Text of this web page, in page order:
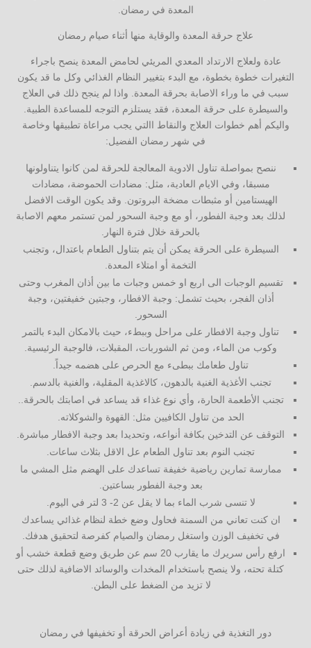
المعدة في رمضان.
علاج حرقة المعدة والوقاية منها أثناء صيام رمضان
عادة ولعلاج الارتداد المعدي المريئي لحامض المعدة ينصح باجراء
التغيرات خطوة بخطوة، مع البدء بتغيير النظام الغذائي وكل ما قد يكون
سبب في ما وراء الاصابة بحرقة المعدة. واذا لم ينجح ذلك في العلاج
والسيطرة على حرقة المعدة، فقد يستلزم التوجه للمساعدة الطبية.
واليكم أهم خطوات العلاج والنقاط االتي يجب مراعاة تطبيقها وخاصة
في شهر رمضان الفضيل:
ننصح بمواصلة تناول الادوية المعالجة للحرقة لمن كانوا يتناولونها
مسبقا، وفي الايام العادية، مثل: مضادات الحموضة، مضادات
الهيستامين أو مثبطات مضخة البروتون. وقد يكون الوقت الافضل
لذلك بعد وجبة الفطور، أو مع وجبة السحور لمن تستمر معهم الاصابة
بالحرقة خلال فترة النهار.
السيطرة على الحرقة يمكن أن يتم بتناول الطعام باعتدال، وتجنب
التخمة أو امتلاء المعدة.
تقسيم الوجبات الى اربع او خمس وجبات ما بين أذان المغرب وحتى
أذان الفجر، بحيث تشمل: وجبة الافطار، وجبتين خفيفتين، وجبة
السحور.
تناول وجبة الافطار على مراحل وببطء، حيث بالامكان البدء بالتمر
وكوب من الماء، ومن ثم الشوربات، المقبلات، فالوجبة الرئيسية.
تناول طعامك ببطىء مع الحرص على هضمه جيداً.
تجنب الأغذية الغنية بالدهون، كالاغذية المقلية، والغنية بالدسم.
تجنب الأطعمة الحارة، وأي نوع غذاء قد يساعد في اصابتك بالحرقة..
الحد من تناول الكافيين مثل: القهوة والشوكلاته.
التوقف عن التدخين بكافة أنواعه، وتحديدا بعد وجبة الافطار مباشرة.
تجنب النوم بعد تناول الطعام عل الاقل بثلاث ساعات.
ممارسة تمارين رياضية خفيفة تساعدك على الهضم مثل المشي ما
بعد وجبة الفطور بساعتين.
لا تنسى شرب الماء بما لا يقل عن 2- 3 لتر في اليوم.
ان كنت تعاني من السمنة فحاول وضع خطة لنظام غذائي يساعدك
في تخفيف الوزن واستغل رمضان والصيام كفرصة لتحقيق هدفك.
ارفع رأس سريرك ما يقارب 20 سم عن طريق وضع قطعة خشب أو
كتلة تحته، ولا ينصح باستخدام المخدات والوسائد الاضافية لذلك حتى
لا تزيد من الضغط على البطن.
دور التغذية في زيادة أعراض الحرقة أو تخفيفها في رمضان